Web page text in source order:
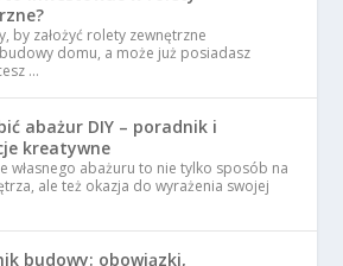
by założyć rolety zewnętrzne
domu, a może już posiadasz
…
abażur DIY – poradnik i
kreatywne
własnego abażuru to nie tylko sposób na
ale też okazja do wyrażenia swojej
budowy: obowiązki,